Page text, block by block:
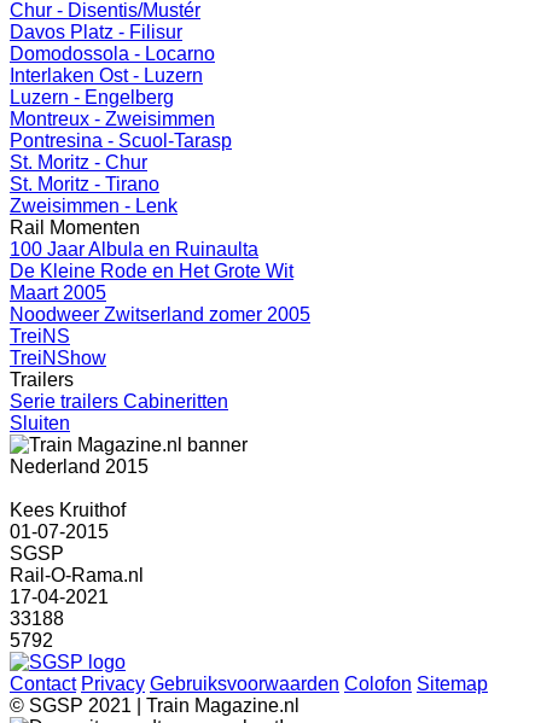
Chur - Disentis/Mustér
Davos Platz - Filisur
Domodossola - Locarno
Interlaken Ost - Luzern
Luzern - Engelberg
Montreux - Zweisimmen
Pontresina - Scuol-Tarasp
St. Moritz - Chur
St. Moritz - Tirano
Zweisimmen - Lenk
Rail Momenten
100 Jaar Albula en Ruinaulta
De Kleine Rode en Het Grote Wit
Maart 2005
Noodweer Zwitserland zomer 2005
TreiNS
TreiNShow
Trailers
Serie trailers Cabineritten
Sluiten
Nederland 2015
Kees Kruithof
01-07-2015
SGSP
Rail-O-Rama.nl
17-04-2021
33188
5792
Contact Privacy Gebruiksvoorwaarden Colofon Sitemap
© SGSP 2021 | Train Magazine.nl